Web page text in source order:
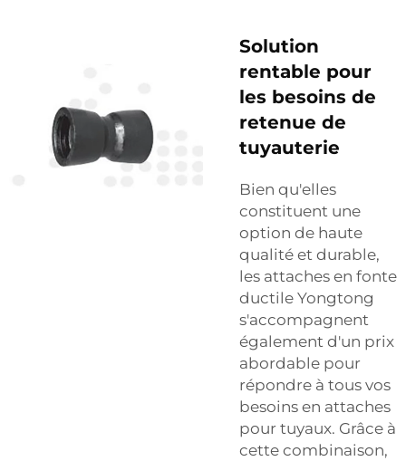
Solution
rentable pour
les besoins de
retenue de
tuyauterie
Bien qu'elles
constituent une
option de haute
qualité et durable,
les attaches en fonte
ductile Yongtong
s'accompagnent
également d'un prix
abordable pour
répondre à tous vos
besoins en attaches
pour tuyaux. Grâce à
cette combinaison,